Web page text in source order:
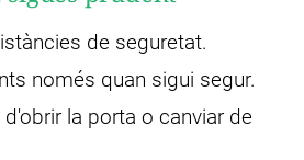
de seguretat.
només quan sigui segur.
la porta o canviar de